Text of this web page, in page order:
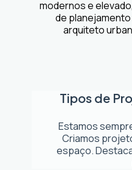
Tipos de
Estamos
Criamos
espaço.